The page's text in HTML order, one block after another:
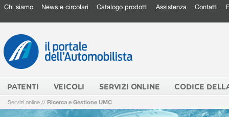
Chi siamo News e circolari Catalogo prodotti Assistenza Contatti
PATENTI VEICOLI SERVIZI ONLINE CODICE
Servizi online // Ricerca e Gestione UMC